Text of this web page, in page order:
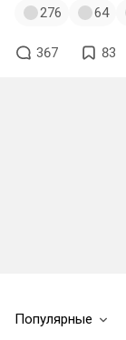
276 64
367 83
Популярные